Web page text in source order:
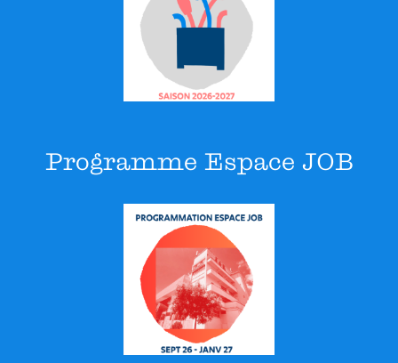
Programme Espace JOB